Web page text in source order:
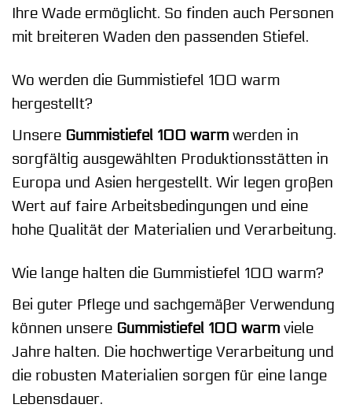
Ihre Wade ermöglicht. So finden auch Personen
mit breiteren Waden den passenden Stiefel.
Wo werden die Gummistiefel 100 warm
hergestellt?
Unsere Gummistiefel 100 warm werden in
sorgfältig ausgewählten Produktionsstätten in
Europa und Asien hergestellt. Wir legen großen
Wert auf faire Arbeitsbedingungen und eine
hohe Qualität der Materialien und Verarbeitung.
Wie lange halten die Gummistiefel 100 warm?
Bei guter Pflege und sachgemäßer Verwendung
können unsere Gummistiefel 100 warm viele
Jahre halten. Die hochwertige Verarbeitung und
die robusten Materialien sorgen für eine lange
Lebensdauer.